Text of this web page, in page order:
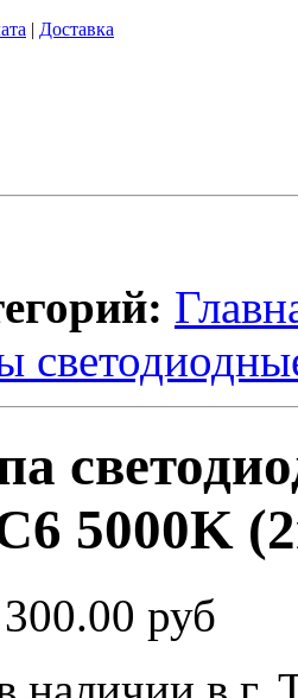
| Доставка
5000K
300.00 руб